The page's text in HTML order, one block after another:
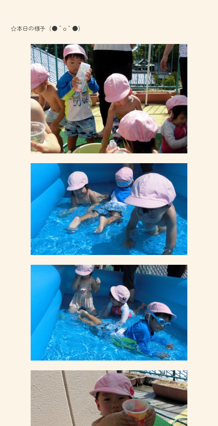
☆本日の様子（●＾o＾●）